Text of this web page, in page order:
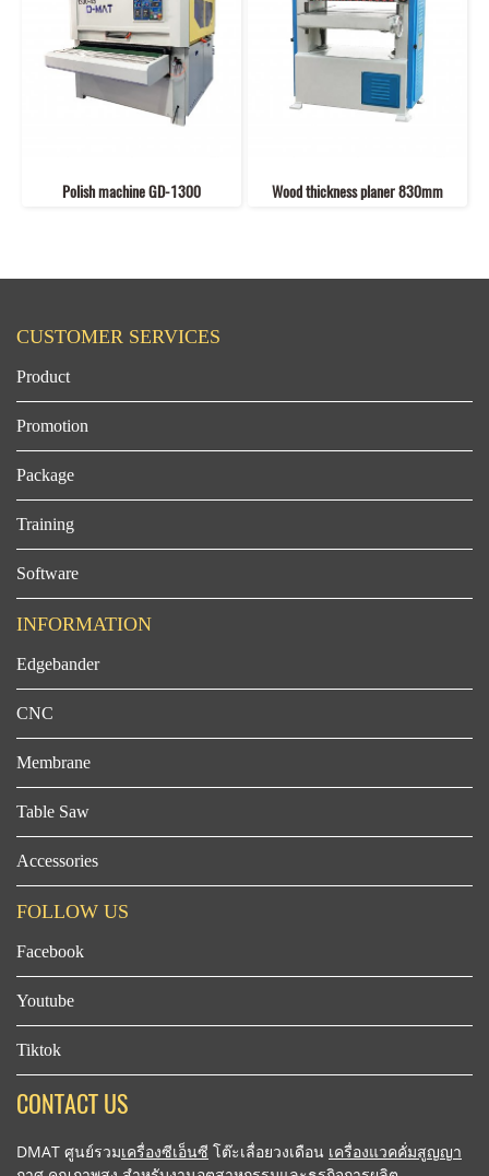
Polish machine GD-1300 Wood thickness planer 830mm
CUSTOMER SERVICES
Product
Promotion
Package
Training
Software
INFORMATION
Edgebander
CNC
Membrane
Table Saw
Accessories
FOLLOW US
Facebook
Youtube
Tiktok
CONTACT US
DMAT ศูนย์รวมเครื่องซีเอ็นซี โต๊ะเลื่อยวงเดือน เครื่องแวคคั่มสูญญา